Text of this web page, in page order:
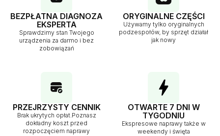
BEZPŁATNA DIAGNOZA
EKSPERTA
Sprawdzimy stan Twojego
urządzenia za darmo i bez
zobowiązań
ORYGINALNE CZĘŚCI
Używamy tylko oryginalnych
podzespołów, by sprzęt działał
jak nowy
PRZEJRZYSTY CENNIK
Brak ukrytych opłat.Poznasz
dokładny koszt przed
rozpoczęciem naprawy
OTWARTE 7 DNI W
TYGODNIU
Ekspresowe naprawy także w
weekendy i święta